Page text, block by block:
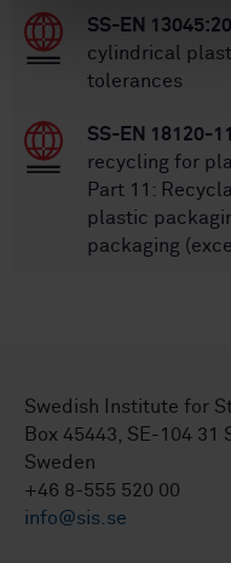
SS-EN
cylindrical
tolerances
SS-EN 18120-
recycling for
Part 11:
plastic
packaging
Swedish Institute for
Box 45443, SE-104 31
Sweden
+46 8-555 520 00
info@sis.se